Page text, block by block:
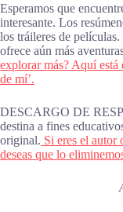
Esperamos que
interesante. Los
los tráileres de
ofrece aún más
explorar más? Aquí
de mí’.
DESCARGO DE
destina a fines
original. Si eres el
deseas que lo